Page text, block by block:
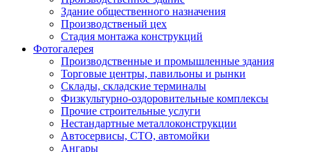
Здание общественного назначения
Производственый цех
Стадия монтажа конcтрукций
Фотогалерея
Производственные и промышленные здания
Торговые центры, павильоны и рынки
Склады, складские терминалы
Физкультурно-оздоровительные комплексы
Прочие строительные услуги
Нестандартные металлоконструкции
Автосервисы, СТО, автомойки
Ангары